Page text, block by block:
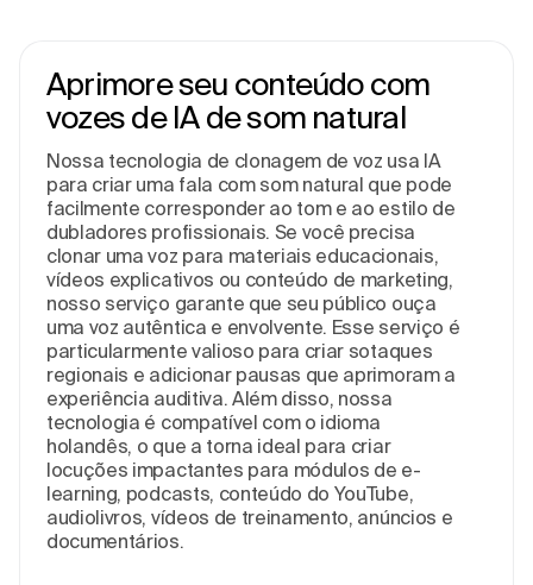
Aprimore seu conteúdo com
vozes de IA de som natural
Nossa tecnologia de clonagem de voz usa IA
para criar uma fala com som natural que pode
facilmente corresponder ao tom e ao estilo de
dubladores profissionais. Se você precisa
clonar uma voz para materiais educacionais,
vídeos explicativos ou conteúdo de marketing,
nosso serviço garante que seu público ouça
uma voz autêntica e envolvente. Esse serviço é
particularmente valioso para criar sotaques
regionais e adicionar pausas que aprimoram a
experiência auditiva. Além disso, nossa
tecnologia é compatível com o idioma
holandês, o que a torna ideal para criar
locuções impactantes para módulos de e-
learning, podcasts, conteúdo do YouTube,
audiolivros, vídeos de treinamento, anúncios e
documentários.